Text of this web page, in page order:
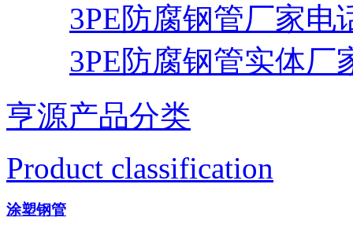
3PE防腐钢管厂家电
3PE防腐钢管实体厂
亨源产品分类
Product classification
涂塑钢管